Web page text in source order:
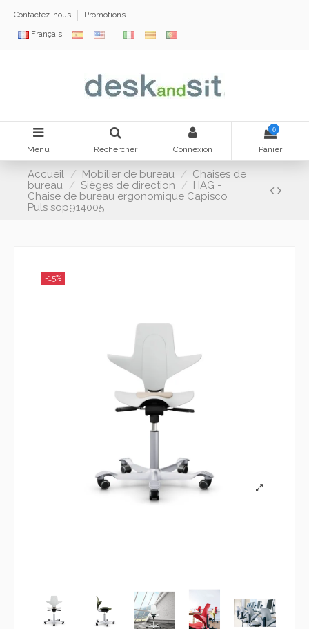
Contactez-nous Promotions
Français
Menu Rechercher Connexion
0
Panier
Accueil Mobilier de bureau
Chaises de
bureau
Sièges de direction
HAG -
Chaise de bureau ergonomique Capisco
Puls sop914005
-15%